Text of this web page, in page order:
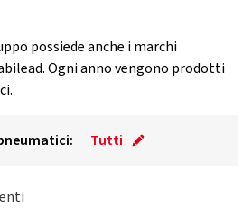
possiede anche i marchi
Ogni anno vengono prodotti
Tutti